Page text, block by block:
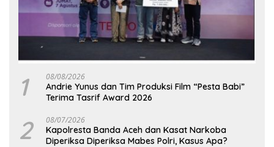
1 08/08/2026
Andrie Yunus dan Tim Produksi Film “Pesta Babi”
Terima Tasrif Award 2026
2 08/07/2026
Kapolresta Banda Aceh dan Kasat Narkoba
Diperiksa Diperiksa Mabes Polri, Kasus Apa?